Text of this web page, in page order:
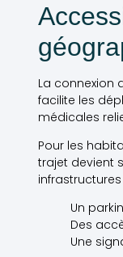
La connexion
facilite les
médicales
Pour les
trajet devient
Un
Des
Une